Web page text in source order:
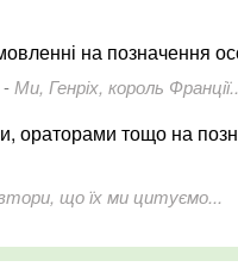
на позначення
-Ми, Генріх, король
ораторами тощо на
що їх ми цитуємо...